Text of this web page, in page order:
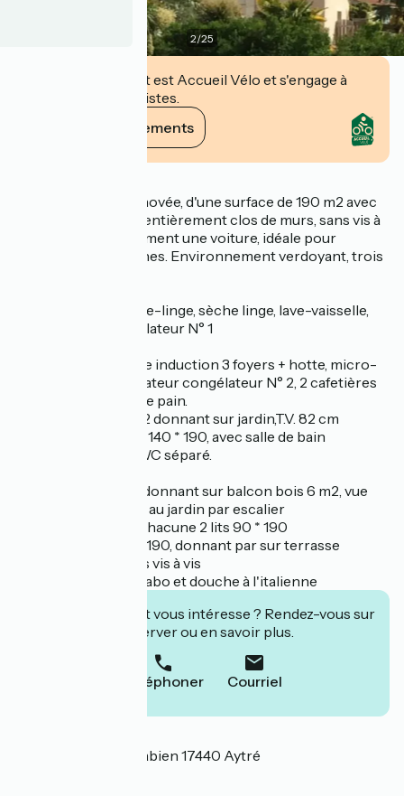
2/25
Cet établissement est Accueil Vélo et s'engage à
accueillir des cyclistes.
Voir ses engagements
Ancienne ferme rénovée, d'une surface de 190 m2 avec
un jardin de 130 m2 entièrement clos de murs, sans vis à
vis, inclus stationnement une voiture, idéale pour
héberger 8 personnes. Environnement verdoyant, trois
- buanderie avec lave-linge, sèche linge, lave-vaisselle,
réfrigérateur congélateur N° 1
- cuisine avec plaque induction 3 foyers + hotte, micro-
ondes, four, réfrigérateur congélateur N° 2, 2 cafetières
filtre et Senceo, grille pain.
- séjour salon 60 m2 donnant sur jardin,T.V. 82 cm
- chambre 25 m2, lit 140 * 190, avec salle de bain
baignoire douche, WC séparé.
- mezzanine 20 m2 donnant sur balcon bois 6 m2, vue
sur parc, avec accès au jardin par escalier
- 2 chambres avec chacune 2 lits 90 * 190
- 1 chambre lit 140 * 190, donnant par sur terrasse
solarium 20 m2 sans vis à vis
- salle d'eau avec lavabo et douche à l'italienne
Cet établissement vous intéresse ? Rendez-vous sur
leur site pour réserver ou en savoir plus.
Téléphoner Courriel
16, rue du Colonel Fabien 17440 Aytré